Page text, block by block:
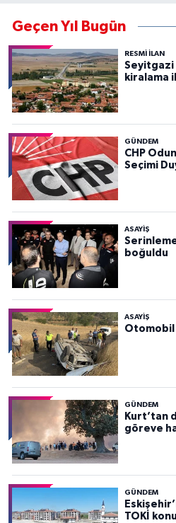
Geçen Yıl Bugün
RESMİ İLAN
kiralama
GÜNDEM
CHP
Seçimi
ASAYİŞ
boğuldu
ASAYİŞ
Otomobil
GÜNDEM
Kurt’tan
göreve
GÜNDEM
TOKİ